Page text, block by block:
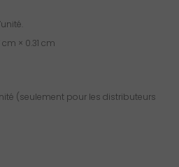
cm × 0.31 cm
(seulement pour les distributeurs